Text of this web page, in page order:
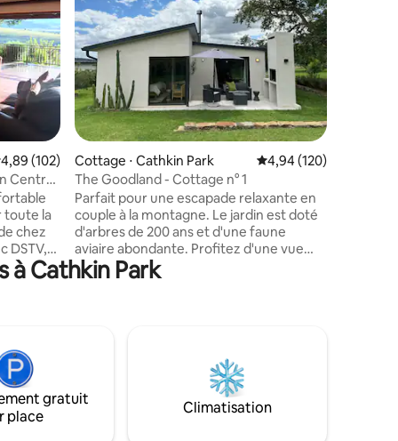
: 4,86 sur 5
moyenne sur la base de 102 commentaires : 4,89 sur 5
4,89 (102)
Central
toute la
DSTV,
choisir
du
sites et
Cottage ⋅ Cathkin Park Évaluation moyenne
4,94 (120)
The Goodland - Cottage n° 1
Parfait pour une escapade relaxante en
couple à la montagne. Le jardin est doté
d'arbres de 200 ans et d'une faune
aviaire abondante. Profitez d'une vue
panoramique sur les montagnes depuis
la véranda. Le chalet dispose d'un grand
confortable. Barbecue braai et brasero
extérieurs. *Propriété hors réseau -
Aucun chauffage personnel ni
à Cathkin Park
gratuit
place
Climatisation